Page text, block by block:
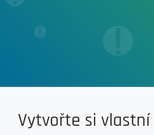
Vytvořte si vlastní